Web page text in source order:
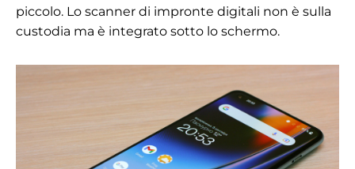
piccolo. Lo scanner di impronte digitali non è sulla
custodia ma è integrato sotto lo schermo.